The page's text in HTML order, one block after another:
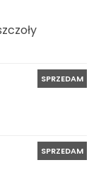
SPRZEDAM
SPRZEDAM